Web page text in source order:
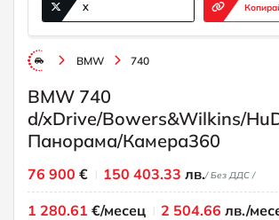
X
BMW 740
BMW 740
d/xDrive/Bowers&Wilkins/
Панорама/Камера360
76 900 € 150 403.33 лв./ Без ДДС /
1 280.61 €/месец 2 504.66 лв./